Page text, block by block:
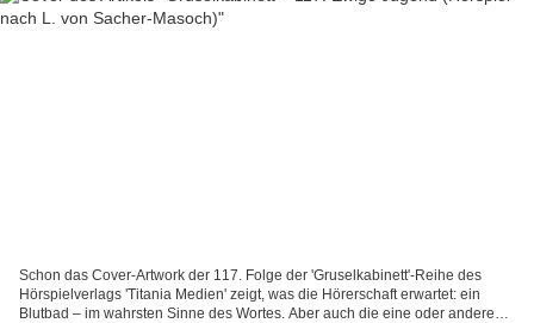
Schon das Cover-Artwork der 117. Folge der 'Gruselkabinett'-Reihe des
Hörspielverlags 'Titania Medien' zeigt, was die Hörerschaft erwartet: ein
Blutbad – im wahrsten Sinne des Wortes. Aber auch die eine oder andere